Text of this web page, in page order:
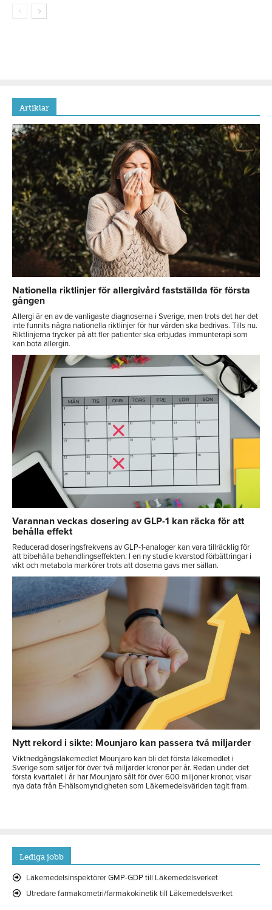
Artiklar
Nationella riktlinjer för allergivård fastställda för första
gången
Allergi är en av de vanligaste diagnoserna i Sverige, men trots det har det
inte funnits några nationella riktlinjer för hur vården ska bedrivas. Tills nu.
Riktlinjerna trycker på att fler patienter ska erbjudas immunterapi som
kan bota allergin.
Varannan veckas dosering av GLP-1 kan räcka för att
behålla effekt
Reducerad doseringsfrekvens av GLP-1-analoger kan vara tillräcklig för
att bibehålla behandlingseffekten. I en ny studie kvarstod förbättringar i
vikt och metabola markörer trots att doserna gavs mer sällan.
Nytt rekord i sikte: Mounjaro kan passera två miljarder
Viktnedgångsläkemedlet Mounjaro kan bli det första läkemedlet i
Sverige som säljer för över två miljarder kronor per år. Redan under det
första kvartalet i år har Mounjaro sålt för över 600 miljoner kronor, visar
nya data från E-hälsomyndigheten som Läkemedelsvärlden tagit fram.
Lediga jobb
Läkemedelsinspektörer GMP-GDP till Läkemedelsverket
Utredare farmakometri/farmakokinetik till Läkemedelsverket